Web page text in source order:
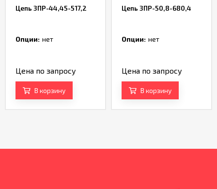
Цепь 3ПР-44,45-517,2
Опции: нет
Цена по запросу
В корзину
Цепь 3ПР-50,8-680,4
Опции: нет
Цена по запросу
В корзину